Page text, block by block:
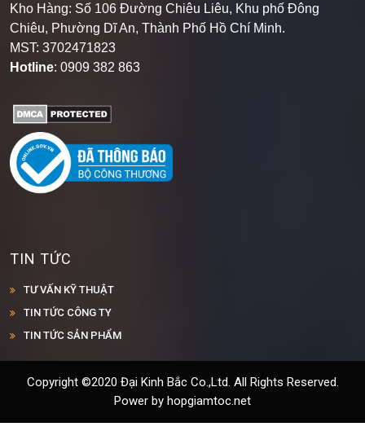
Kho Hàng: Số 106 Đường Chiêu Liêu, Khu phố Đông
Chiêu, Phường Dĩ An, Thành Phố Hồ Chí Minh.
MST: 3702471823
Hotline: 0909 382 863
TIN TỨC
TƯ VẤN KỸ THUẬT
TIN TỨC CÔNG TY
TIN TỨC SẢN PHẨM
Copyright ©2020 Đại Kinh Bắc Co.,Ltd. All Rights Reserved.
Power by hopgiamtoc.net